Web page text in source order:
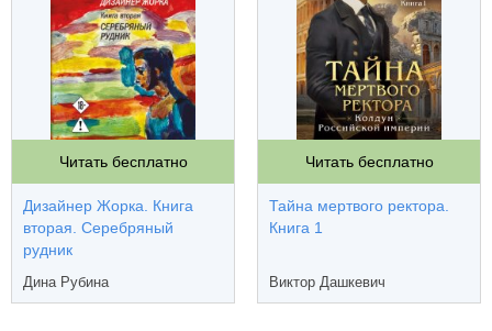
Читать бесплатно
Дизайнер Жорка. Книга
вторая. Серебряный
рудник
Дина Рубина
Читать бесплатно
Тайна мертвого ректора.
Книга 1
Виктор Дашкевич